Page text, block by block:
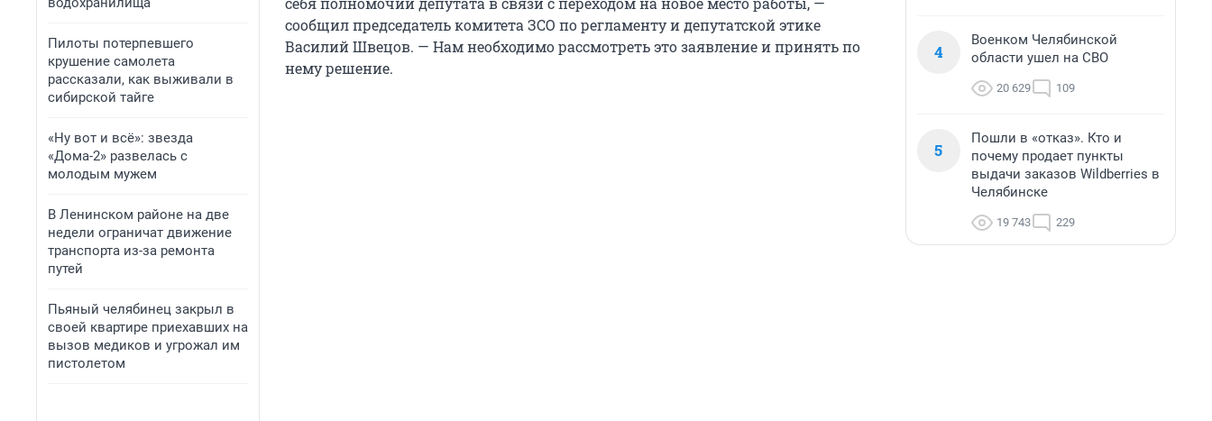
Пилоты потерпевшего
крушение самолета
рассказали, как выживали в
сибирской тайге
«Ну вот и всё»: звезда
«Дома-2» развелась с
молодым мужем
В Ленинском районе на две
недели ограничат движение
транспорта из-за ремонта
путей
Пьяный челябинец закрыл в
своей квартире приехавших на
вызов медиков и угрожал им
пистолетом
сообщил председатель комитета ЗСО по регламенту и депутатской этике
Василий Швецов. — Нам необходимо рассмотреть это заявление и принять по
нему решение.
4
Военком Челябинской
области ушел на СВО
20 629 109
5
Пошли в «отказ». Кто и
почему продает пункты
выдачи заказов Wildberries в
Челябинске
19 743 229